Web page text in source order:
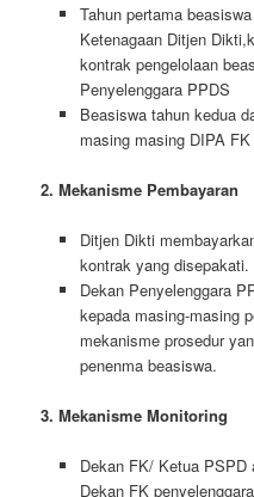
Tahun pertama
Ketenagaan Ditjen
kontrak pengelolaan
Penyelenggara PPDS
Beasiswa tahun kedua
masing masing DIPA
2. Mekanisme Pembayaran
Ditjen Dikti
kontrak yang disepakati.
Dekan Penyelenggara
kepada masing-masing
mekanisme prosedur
penenma beasiswa.
3. Mekanisme Monitoring
Dekan FK/ Ketua PSPD
Dekan FK